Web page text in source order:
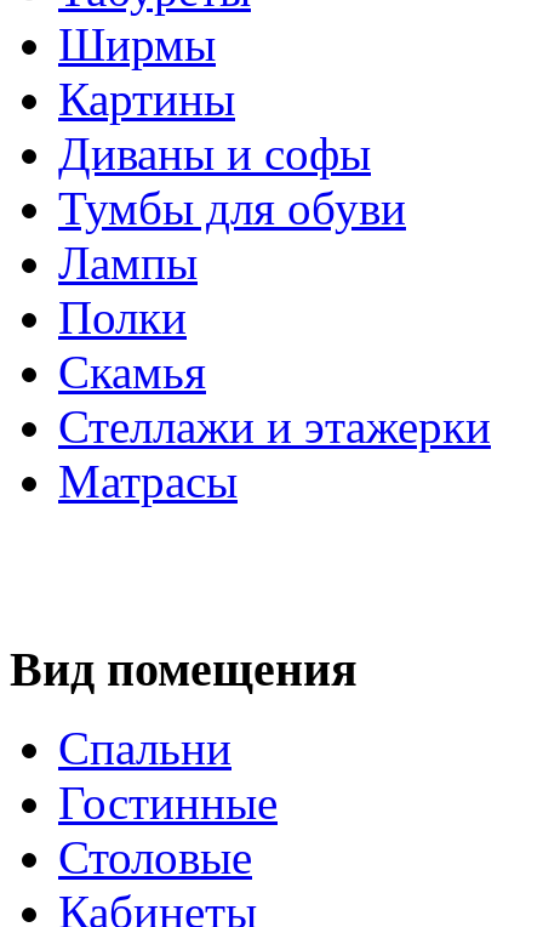
Ширмы
Картины
Диваны и софы
Тумбы для обуви
Лампы
Полки
Скамья
Стеллажи и этажерки
Матрасы
Вид помещения
Спальни
Гостинные
Столовые
Кабинеты